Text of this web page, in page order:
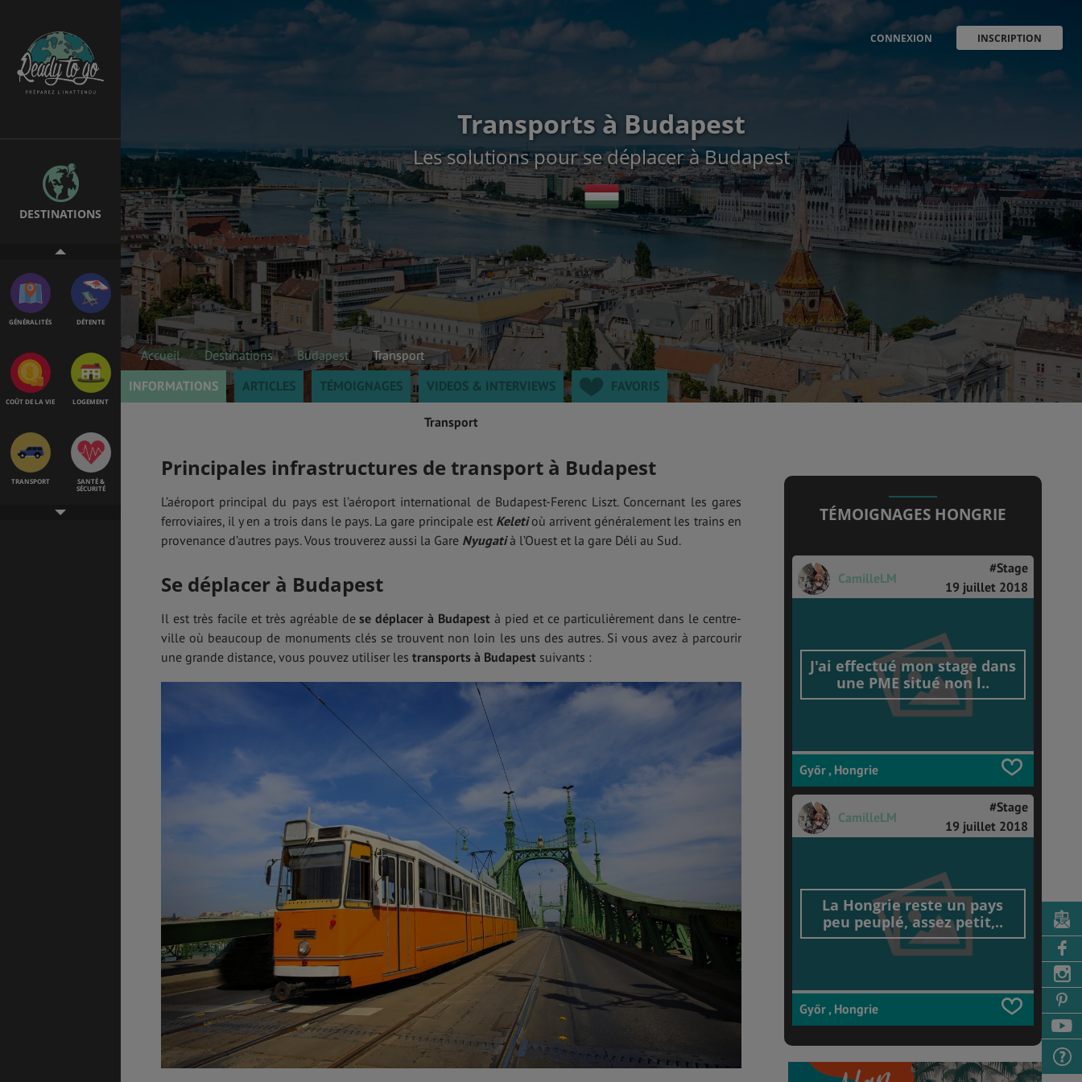
DESTINATIONS
ÉTUDES
EMPLOIS &
STAGES
GÉNÉRALITÉS DÉTENTE
COÛT DE LA VIE LOGEMENT
TRANSPORT
SANTÉ &
SÉCURITÉ
CONNEXION INSCRIPTION
Transports à Budapest
Les solutions pour se déplacer à Budapest
Accueil Destinations Budapest
Transport
INFORMATIONS
ARTICLES TÉMOIGNAGES VIDEOS & INTERVIEWS FAVORIS
Transport
Principales infrastructures de transport à Budapest
L’aéroport principal du pays est l’aéroport international de Budapest-Ferenc Liszt. Concernant les gares
ferroviaires, il y en a trois dans le pays. La gare principale est Keletioù arrivent généralement les trains en
provenance d’autres pays. Vous trouverez aussi la Gare Nyugatià l’Ouest et la gare Déli au Sud.
Se déplacer à Budapest
Il est très facile et très agréable dese déplacer à Budapest à pied et ce particulièrement dans le centre-
ville où beaucoup de monuments clés se trouvent non loin les uns des autres. Si vous avez à parcourir
une grande distance, vous pouvez utiliser les transports à Budapest suivants :
TÉMOIGNAGES HONGRIE
CamilleLM
#Stage
19 juillet 2018
J'ai effectué mon stage dans
une PME situé non l..
Győr , Hongrie
CamilleLM
#Stage
19 juillet 2018
La Hongrie reste un pays
peu peuplé, assez petit,..
Győr , Hongrie